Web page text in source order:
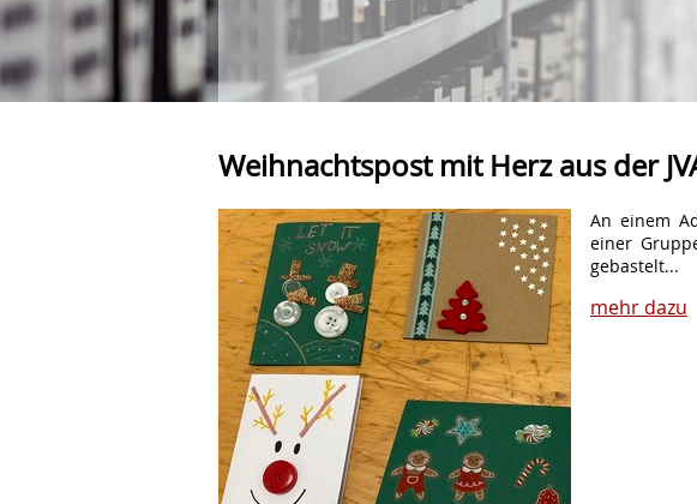
Weihnachtspost mit Herz aus der
An einem
einer
gebastelt...
mehr dazu